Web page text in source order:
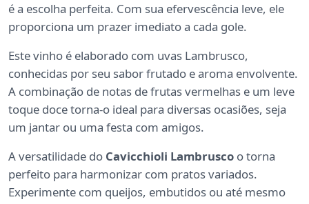
é a escolha perfeita. Com sua efervescência leve, ele
proporciona um prazer imediato a cada gole.
Este vinho é elaborado com uvas Lambrusco,
conhecidas por seu sabor frutado e aroma envolvente.
A combinação de notas de frutas vermelhas e um leve
toque doce torna-o ideal para diversas ocasiões, seja
um jantar ou uma festa com amigos.
A versatilidade do Cavicchioli Lambrusco o torna
perfeito para harmonizar com pratos variados.
Experimente com queijos, embutidos ou até mesmo